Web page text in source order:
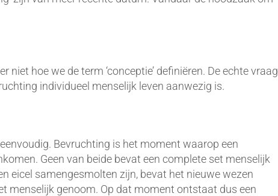
niet hoe we de term ‘conceptie’ definiëren. De echte vraag
individueel menselijk leven aanwezig is.
Bevruchting is het moment waarop een
Geen van beide bevat een complete set menselijk
eicel samengesmolten zijn, bevat het nieuwe wezen
menselijk genoom. Op dat moment ontstaat dus een